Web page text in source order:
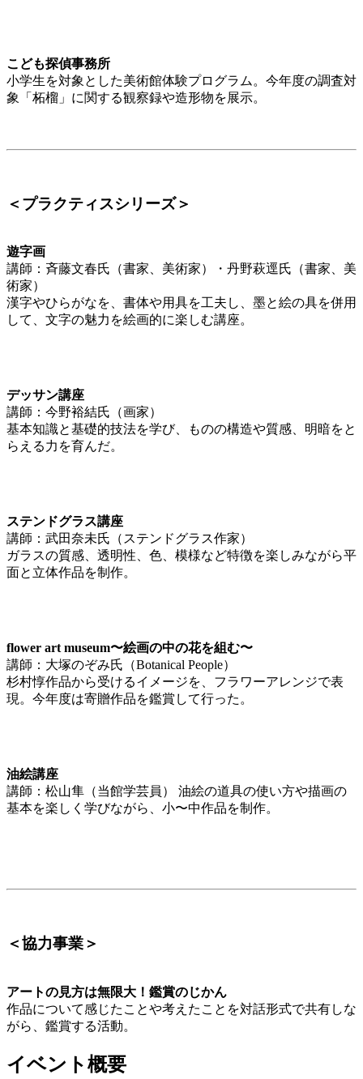
こども探偵事務所
小学生を対象とした美術館体験プログラム。今年度の調査対
象「柘榴」に関する観察録や造形物を展示。
＜プラクティスシリーズ＞
遊字画
講師：斉藤文春氏（書家、美術家）・丹野萩逕氏（書家、美
術家）
漢字やひらがなを、書体や用具を工夫し、墨と絵の具を併用
して、文字の魅力を絵画的に楽しむ講座。
デッサン講座
講師：今野裕結氏（画家）
基本知識と基礎的技法を学び、ものの構造や質感、明暗をと
らえる力を育んだ。
ステンドグラス講座
講師：武田奈未氏（ステンドグラス作家）
ガラスの質感、透明性、色、模様など特徴を楽しみながら平
面と立体作品を制作。
flower art museum〜絵画の中の花を組む〜
講師：大塚のぞみ氏（Botanical People）
杉村惇作品から受けるイメージを、フラワーアレンジで表
現。今年度は寄贈作品を鑑賞して行った。
油絵講座
講師：松山隼（当館学芸員） 油絵の道具の使い方や描画の
基本を楽しく学びながら、小〜中作品を制作。
＜協力事業＞
アートの見方は無限大！鑑賞のじかん
作品について感じたことや考えたことを対話形式で共有しな
がら、鑑賞する活動。
イベント概要